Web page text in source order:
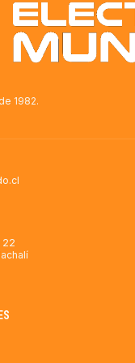
1982.
22